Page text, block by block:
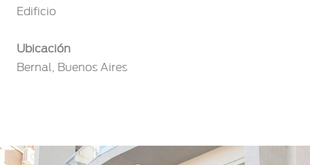
Edificio
Ubicación
Bernal, Buenos Aires